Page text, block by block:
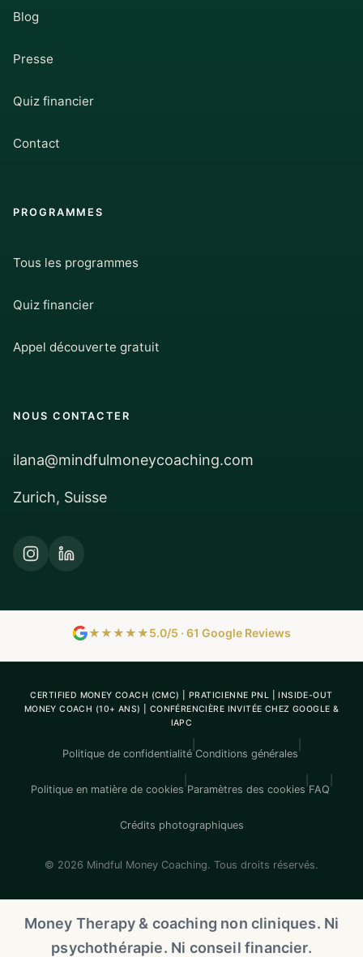
Blog
Presse
Quiz financier
Contact
PROGRAMMES
Tous les programmes
Quiz financier
Appel découverte gratuit
NOUS CONTACTER
ilana@mindfulmoneycoaching.com
Zurich, Suisse
★★★★★5.0/5 · 61 Google Reviews
CERTIFIED MONEY COACH (CMC) | PRATICIENNE PNL | INSIDE-OUT
MONEY COACH (10+ ANS) | CONFÉRENCIÈRE INVITÉE CHEZ GOOGLE &
IAPC
Politique de confidentialité Conditions générales
Politique en matière de cookies Paramètres des cookies FAQ
Crédits photographiques
© 2026 Mindful Money Coaching. Tous droits réservés.
Money Therapy & coaching non cliniques. Ni
psychothérapie. Ni conseil financier.